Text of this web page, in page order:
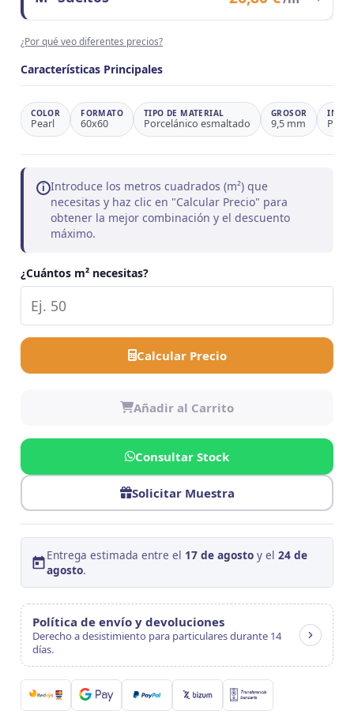
Observaciones
Ahorro 24,3%
Precio/m²
Observaciones
¿Por qué veo diferentes precios?
Características Principales
COLOR
Pearl
FORMATO
60x60
TIPO DE MATERIAL
Porcelánico esmaltado
GROSOR
9,5 mm
i Introduce los metros cuadrados (m²) que
necesitas y haz clic en "Calcular Precio" para
obtener la mejor combinación y el descuento
máximo.
¿Cuántos m² necesitas?
Calcular Precio
Añadir al Carrito
Solicitar Muestra
Consultar Stock
Entrega estimada entre el 17 de agosto y el24 de
agosto.
Política de envío y devoluciones
Derecho a desistimiento para particulares durante 14
días.